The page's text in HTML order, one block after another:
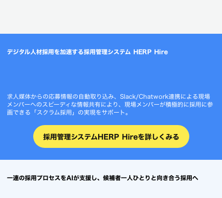
デジタル人材採用を加速する採用管理システム HERP Hire
求人媒体からの応募情報の自動取り込み、Slack/Chatwork連携による現場
メンバーへのスピーディな情報共有により、現場メンバーが積極的に採用に参
画できる「スクラム採用」の実現をサポート。
採用管理システムHERP Hireを詳しくみる
一連の採用プロセスをAIが支援し、候補者一人ひとりと向き合う採用へ